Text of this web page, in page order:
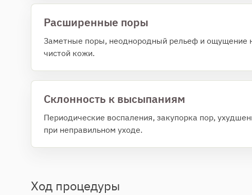
Расширенные поры
Заметные поры, неоднородный рельеф и ощущение
чистой кожи.
Склонность к высыпаниям
Периодические воспаления, закупорка пор,
при неправильном уходе.
Ход процедуры